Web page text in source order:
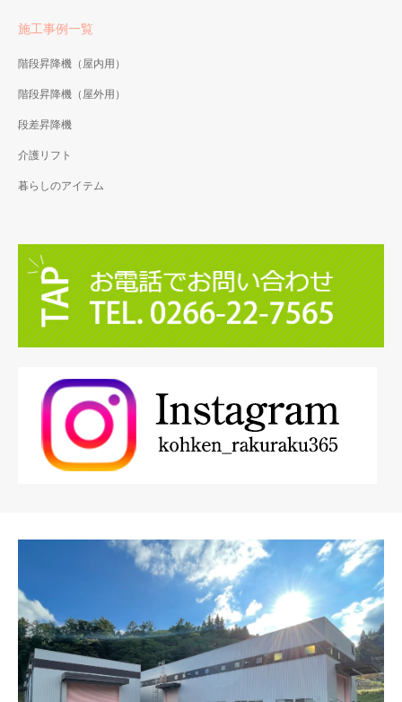
施工事例一覧
階段昇降機（屋内用）
階段昇降機（屋外用）
段差昇降機
介護リフト
暮らしのアイテム